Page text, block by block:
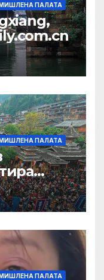
ПАЛАТА
ПАЛАТА
ПАЛАТА